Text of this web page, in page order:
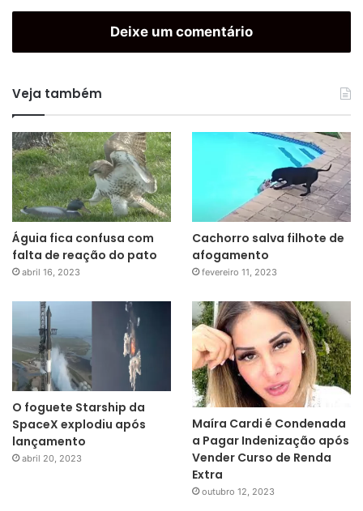
Deixe um comentário
Veja também
Águia fica confusa com
falta de reação do pato
abril 16, 2023
Cachorro salva filhote de
afogamento
fevereiro 11, 2023
O foguete Starship da
SpaceX explodiu após
lançamento
abril 20, 2023
Maíra Cardi é Condenada
a Pagar Indenização após
Vender Curso de Renda
Extra
outubro 12, 2023